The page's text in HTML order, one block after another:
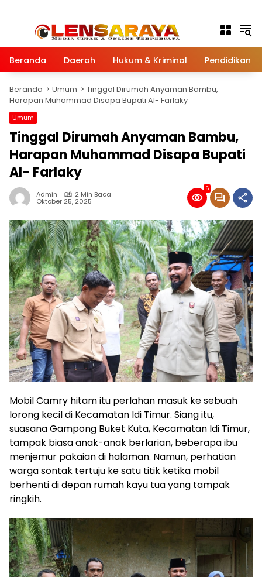
Beranda Daerah Hukum & Kriminal Pendidikan
Beranda Umum
Tinggal Dirumah Anyaman Bambu,
Harapan Muhammad Disapa Bupati Al- Farlaky
Umum
Tinggal Dirumah Anyaman Bambu,
Harapan Muhammad Disapa Bupati
Al- Farlaky
Admin 2 Min Baca
Oktober 25, 2025
6
Mobil Camry hitam itu perlahan masuk ke sebuah
lorong kecil di Kecamatan Idi Timur. Siang itu,
suasana Gampong Buket Kuta, Kecamatan Idi Timur,
tampak biasa anak-anak berlarian, beberapa ibu
menjemur pakaian di halaman. Namun, perhatian
warga sontak tertuju ke satu titik ketika mobil
berhenti di depan rumah kayu tua yang tampak
ringkih.